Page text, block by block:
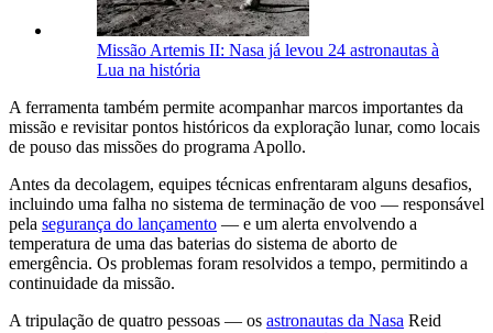
Missão Artemis II: Nasa já levou 24 astronautas à
Lua na história
A ferramenta também permite acompanhar marcos importantes da
missão e revisitar pontos históricos da exploração lunar, como locais
de pouso das missões do programa Apollo.
Antes da decolagem, equipes técnicas enfrentaram alguns desafios,
incluindo uma falha no sistema de terminação de voo — responsável
pela segurança do lançamento — e um alerta envolvendo a
temperatura de uma das baterias do sistema de aborto de
emergência. Os problemas foram resolvidos a tempo, permitindo a
continuidade da missão.
A tripulação de quatro pessoas — os astronautas da Nasa Reid